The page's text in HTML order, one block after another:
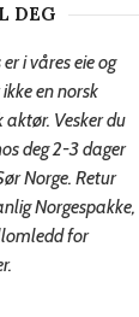
DEG
i våres eie og
en norsk
Vesker du
deg 2-3 dager
Norge. Retur
Norgespakke,
for